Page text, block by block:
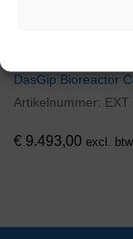
DasGip Bioreactor
Artikelnummer: EXT
€ 9.493,00 excl. btw